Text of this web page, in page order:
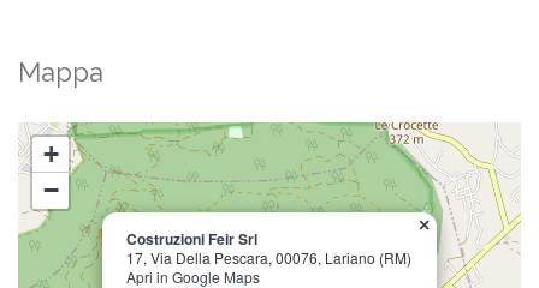
Mappa
Costruzioni Feir Srl
17, Via Della Pescara, 00076, Lariano (RM)
Apri in Google Maps
×
+
−